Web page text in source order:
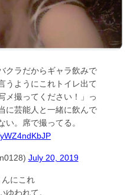
クラだからギャラ飲みで
うようにこれトイレ出て
メ撮ってください！」っ
に芸能人と一緒に飲んで
い。席で撮ってる。
July 20, 2019
んにこれ
ゆわれて。